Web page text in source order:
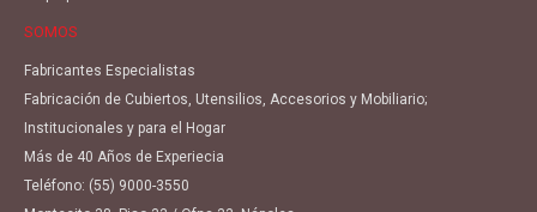
SOMOS
Fabricantes Especialistas
Fabricación de Cubiertos, Utensilios, Accesorios y Mobiliario;
Institucionales y para el Hogar
Más de 40 Años de Experiecia
Teléfono: (55) 9000-3550